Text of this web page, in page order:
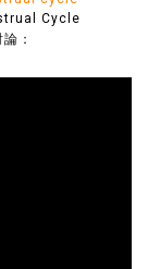
Cycle
：